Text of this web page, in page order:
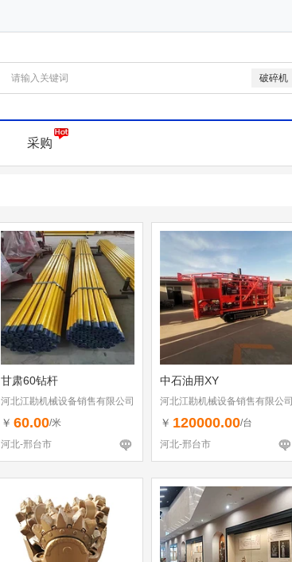
破碎机
采购
甘肃60钻杆
河北江勘机械设备销售有限公司
￥ 60.00/米
河北-邢台市
中石油用XY
河北江勘机械设备销售有限公司
￥ 120000.00/台
河北-邢台市